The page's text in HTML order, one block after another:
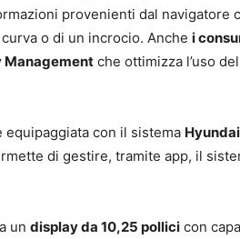
provenienti dal navigatore
o di un incrocio. Anche i
Management che ottimizza l’uso
equipaggiata con il sistema
di gestire, tramite app, il
un display da 10,25 pollici con